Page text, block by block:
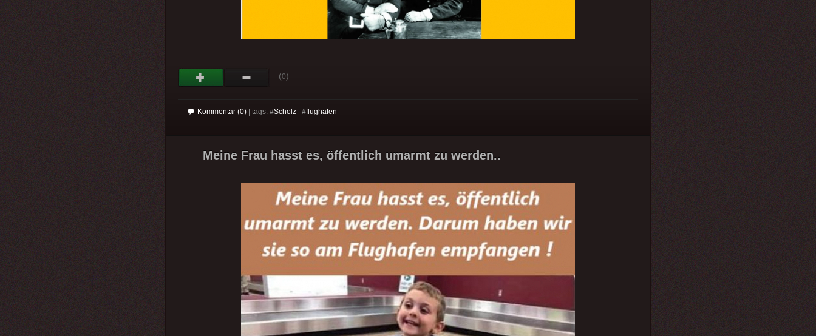
(0)
Kommentar (0) | tags: #Scholz #flughafen
Meine Frau hasst es, öffentlich umarmt zu werden..